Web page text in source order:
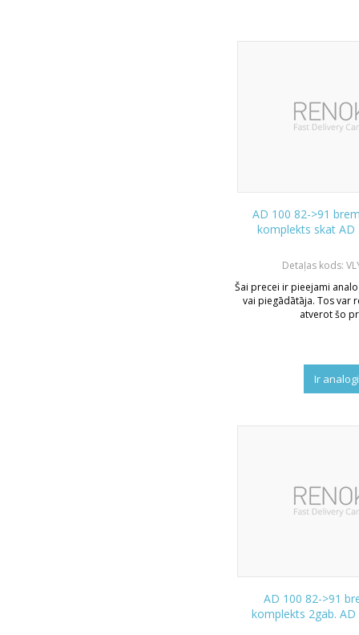
AD 100 82->91
komplekts skat AD
Detaļas kods:
Šai precei ir pieejami
vai piegādātāja. Tos var
atverot šo
Ir analogi
AD 100 82->91
komplekts 2gab. AD